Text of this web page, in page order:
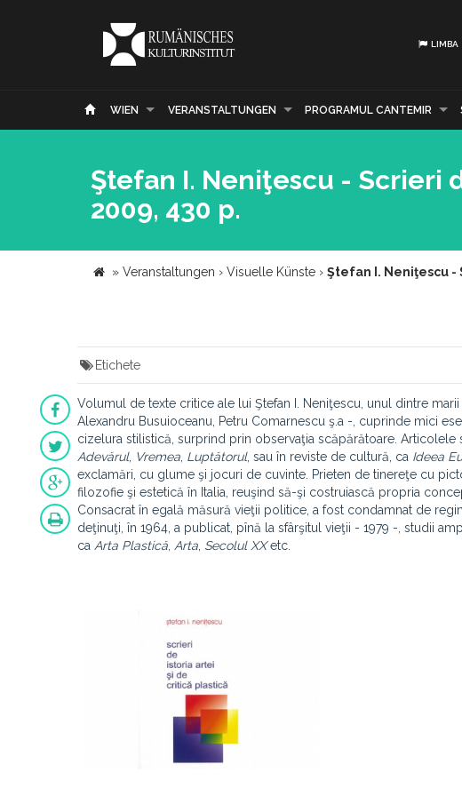
LIMBA
WIEN VERANSTALTUNGEN PROGRAMUL CANTEMIR
Ştefan I. Neniţescu - Scrieri
2009, 430 p.
» Veranstaltungen › Visuelle Künste › Ştefan I. Neniţescu -
Etichete
Volumul de texte critice ale lui Ştefan I. Neniţescu, unul dintre
Alexandru Busuioceanu, Petru Comarnescu ş.a -, cuprinde mici
cizelura stilistică, surprind prin observaţia scăpărătoare.
Adevărul, Vremea Luptătorul, sau în reviste de cultură, ca Ideea
exclamări, cu glume şi jocuri de cuvinte. Prieten de tinereţe cu
filozofie şi estetică în Italia, reuşind să-şi costruiască propria
Consacrat în egală măsură vieţii politice, a fost condamnat de
deţinuţi, în 1964, a publicat, pînă la sfârşitul vieţii - 1979 -, studii
ca Arta Plastică Arta Secolul XXetc.